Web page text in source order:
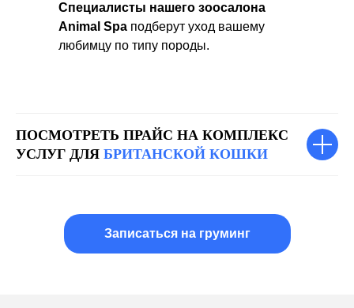
Специалисты нашего зоосалона
Animal Spa подберут уход вашему
любимцу по типу породы.
ПОСМОТРЕТЬ ПРАЙС НА КОМПЛЕКС
УСЛУГ ДЛЯ БРИТАНСКОЙ КОШКИ
Записаться на груминг